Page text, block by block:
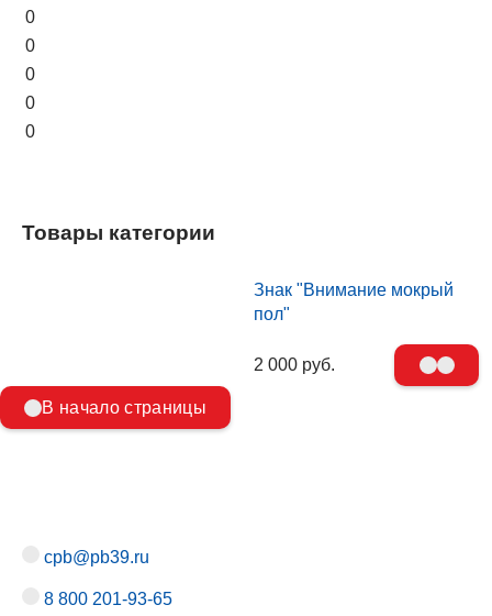
0
0
0
0
0
Товары категории
Знак "Внимание мокрый
пол"
2 000 руб.
В начало страницы
cpb@pb39.ru
8 800 201-93-65